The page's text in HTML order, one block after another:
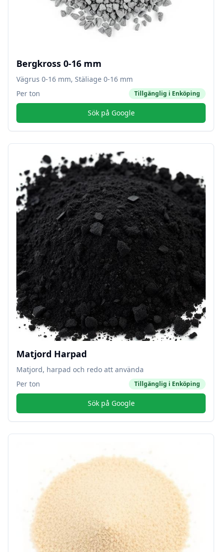
Bergkross 0-16 mm
Vägrus 0-16 mm, Stäliage 0-16 mm
Per ton
Tillgänglig i Enköping
Sök på Google
Matjord Harpad
Matjord, harpad och redo att använda
Per ton
Tillgänglig i Enköping
Sök på Google